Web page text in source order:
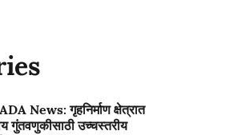
News: गृहनिर्माण क्षेत्रात
गुंतवणुकीसाठी उच्चस्तरीय